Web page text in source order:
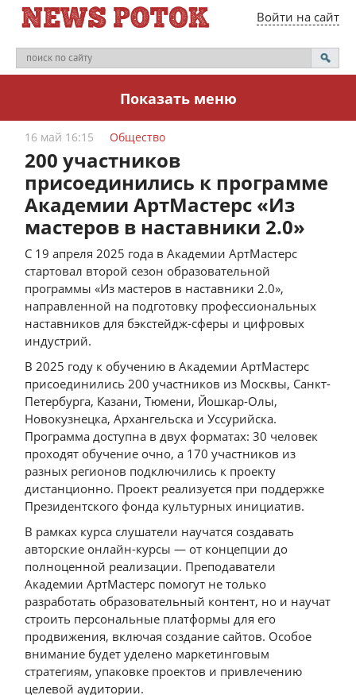
Войти на сайт
Показать меню
16 май 16:15 Общество
200 участников
присоединились к программе
Академии АртМастерс «Из
мастеров в наставники 2.0»
С 19 апреля 2025 года в Академии АртМастерс
стартовал второй сезон образовательной
программы «Из мастеров в наставники 2.0»,
направленной на подготовку профессиональных
наставников для бэкстейдж-сферы и цифровых
индустрий.
В 2025 году к обучению в Академии АртМастерс
присоединились 200 участников из Москвы, Санкт-
Петербурга, Казани, Тюмени, Йошкар-Олы,
Новокузнецка, Архангельска и Уссурийска.
Программа доступна в двух форматах: 30 человек
проходят обучение очно, а 170 участников из
разных регионов подключились к проекту
дистанционно. Проект реализуется при поддержке
Президентского фонда культурных инициатив.
В рамках курса слушатели научатся создавать
авторские онлайн-курсы — от концепции до
полноценной реализации. Преподаватели
Академии АртМастерс помогут не только
разработать образовательный контент, но и научат
строить персональные платформы для его
продвижения, включая создание сайтов. Особое
внимание будет уделено маркетинговым
стратегиям, упаковке проектов и привлечению
целевой аудитории.